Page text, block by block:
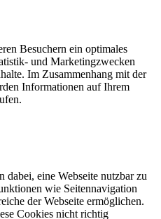
Besuchern ein optimales
und Marketingzwecken
Im Zusammenhang mit der
Informationen auf Ihrem
eine Webseite nutzbar zu
wie Seitennavigation
der Webseite ermöglichen.
Cookies nicht richtig